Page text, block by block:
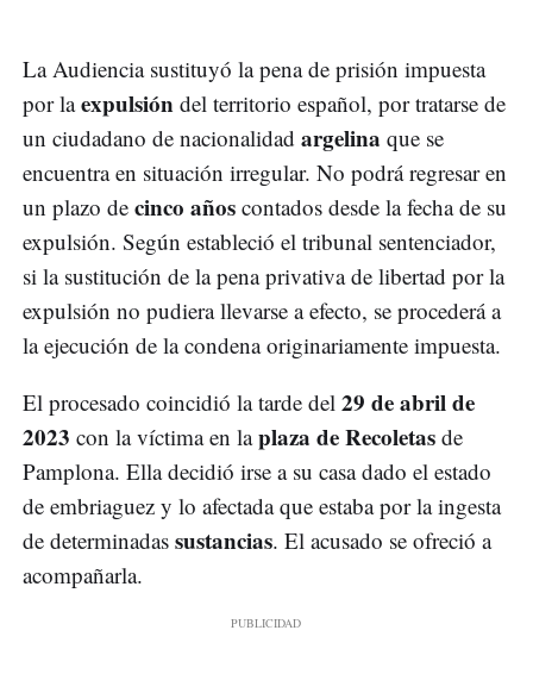
La Audiencia sustituyó la pena de prisión impuesta
por laexpulsión del territorio español, por tratarse de
un ciudadano de nacionalidad argelina que se
encuentra en situación irregular. No podrá regresar en
un plazo de cinco años contados desde la fecha de su
expulsión. Según estableció el tribunal sentenciador,
si la sustitución de la pena privativa de libertad por la
expulsión no pudiera llevarse a efecto, se procederá a
la ejecución de la condena originariamente impuesta.
El procesado coincidió la tarde del 29 de abril de
2023 con la víctima en laplaza de Recoletas de
Pamplona. Ella decidió irse a su casa dado el estado
de embriaguez y lo afectada que estaba por la ingesta
de determinadas sustancias. El acusado se ofreció a
acompañarla.